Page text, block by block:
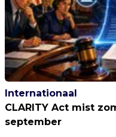
Internationaal
CLARITY Act mist
september